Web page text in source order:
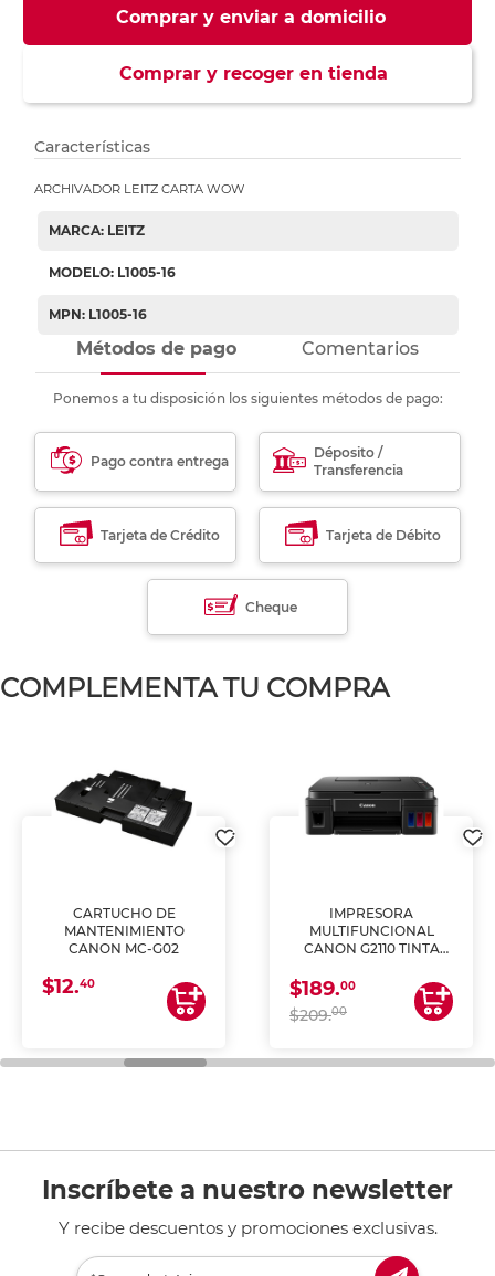
Comprar y enviar a domicilio
Comprar y recoger en tienda
Características
ARCHIVADOR LEITZ CARTA WOW
MARCA: LEITZ
MODELO: L1005-16
MPN: L1005-16
Métodos de pago Comentarios
Ponemos a tu disposición los siguientes métodos de pago:
Pago contra entrega
Déposito /
Transferencia
Tarjeta de Crédito Tarjeta de Débito
Cheque
COMPLEMENTA TU COMPRA
CARTUCHO DE
MANTENIMIENTO
CANON MC-G02
$12.40
IMPRESORA
MULTIFUNCIONAL
CANON G2110 TINTA
$189.00
$209.00
Inscríbete a nuestro newsletter
Y recibe descuentos y promociones exclusivas.